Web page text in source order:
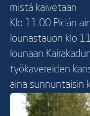
mistä kaivetaan
Klo 11.00 Pidän
lounastauon klo
lounaan
työkavereiden
aina sunnuntaisin